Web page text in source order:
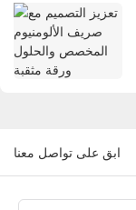
ابق على تواصل معنا